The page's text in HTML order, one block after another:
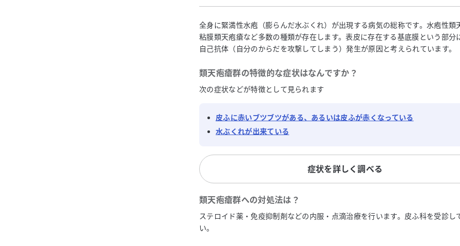
全身に緊満性水疱（膨らんだ水ぶくれ）が出現する病気の総称です。水疱性類
粘膜類天疱瘡など多数の種類が存在します。表皮に存在する基底膜という部分
自己抗体（自分のからだを攻撃してしまう）発生が原因と考えられています。
類天疱瘡群の特徴的な症状はなんですか？
次の症状などが特徴として見られます
皮ふに赤いブツブツがある、あるいは皮ふが赤くなっている
水ぶくれが出来ている
症状を詳しく調べる
類天疱瘡群への対処法は？
ステロイド薬・免疫抑制剤などの内服・点滴治療を行います。皮ふ科を受診し
い。